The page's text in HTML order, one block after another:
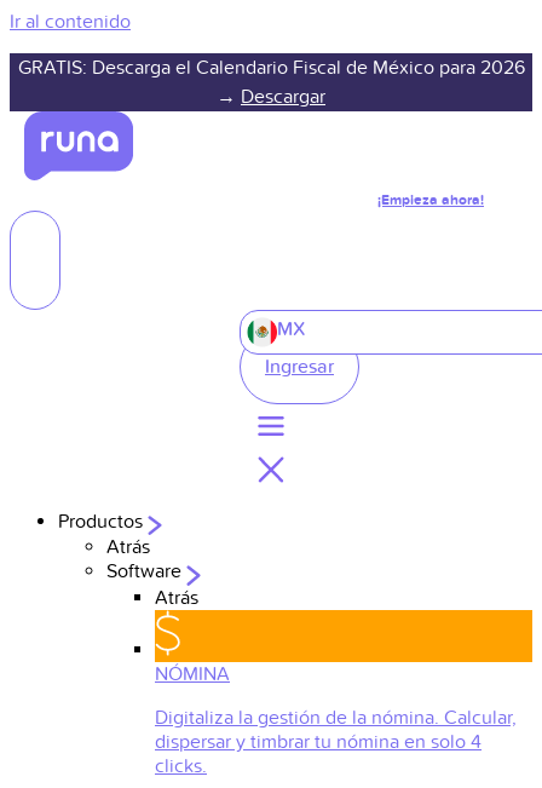
Ir al contenido
GRATIS: Descarga el Calendario Fiscal de México para 2026
→ Descargar
¡Empieza ahora!
MX
Ingresar
Productos
Atrás
Software
Atrás
NÓMINA
Digitaliza la gestión de la nómina. Calcular,
dispersar y timbrar tu nómina en solo 4
clicks.